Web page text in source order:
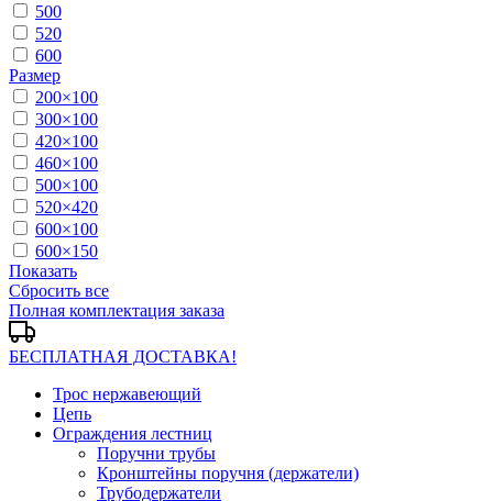
500
520
600
Размер
200×100
300×100
420×100
460×100
500×100
520×420
600×100
600×150
Показать
Сбросить все
Полная комплектация заказа
БЕСПЛАТНАЯ ДОСТАВКА!
Трос нержавеющий
Цепь
Ограждения лестниц
Поручни трубы
Кронштейны поручня (держатели)
Трубодержатели